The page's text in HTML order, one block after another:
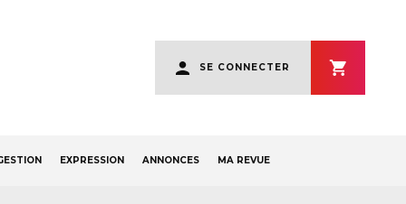
account
menu
SE CONNECTER
EXPRESSION ANNONCES MA REVUE